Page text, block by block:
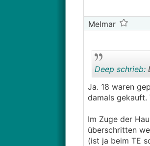
Melmar
Deep schrieb:
Ja. 18 waren
damals gekauft.
Im Zuge der
überschritten
(ist ja beim TE